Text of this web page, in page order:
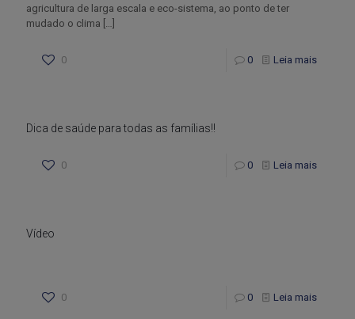
agricultura de larga escala e eco-sistema, ao ponto de ter
mudado o clima
0 0 Leia mais
Dica de saúde para todas as famílias!!
0 0 Leia mais
Vídeo
0 0 Leia mais